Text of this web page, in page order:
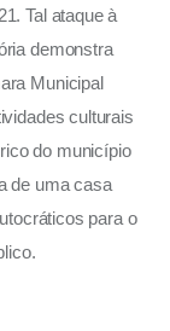
Tal ataque à
demonstra
Municipal
culturais
do município
de uma casa
para o